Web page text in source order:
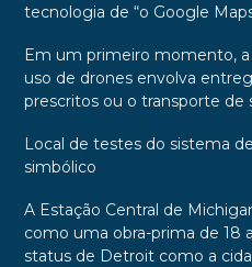
tecnologia de “o Google
Em um primeiro momento,
uso de drones envolva
prescritos ou o transporte de
Local de testes do sistema
simbólico
A Estação Central de
como uma obra-prima de 18
status de Detroit como a